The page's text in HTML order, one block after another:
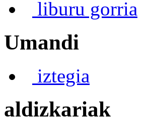
liburu gorria
Umandi
iztegia
aldizkariak